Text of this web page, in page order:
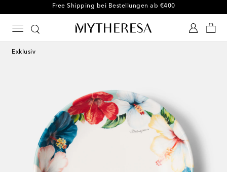
Kostenloser Umtausch innerhalb von 30 Tagen
Exklusiv